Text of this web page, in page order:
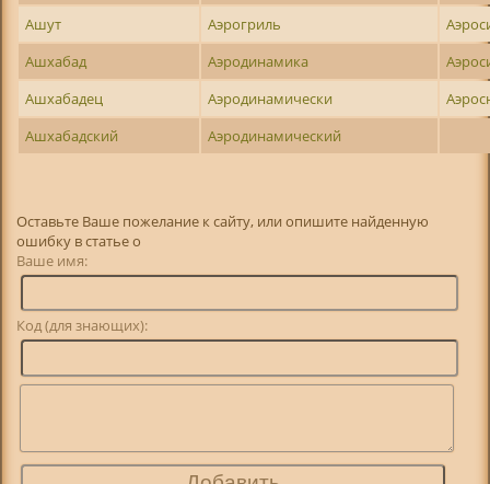
Ашут
Аэрогриль
Ашхабад
Аэродинамика
Ашхабадец
Аэродинамически
Ашхабадский
Аэродинамический
Оставьте Ваше пожелание к сайту, или опишите найденную
ошибку в статье о
Ваше имя:
Код (для знающих):